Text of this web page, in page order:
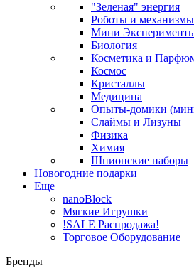
"Зеленая" энергия
Роботы и механизмы
Мини
Биология
Косметика и
Космос
Кристаллы
Медицина
Опыты-домики
Слаймы и Лизуны
Физика
Химия
Шпионские наборы
Новогодние подарки
Еще
nanoBlock
Мягкие Игрушки
!SALE Распродажа!
Торговое Оборудование
Бренды